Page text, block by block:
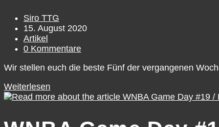
16
Beitrags-
Autor:
Siro TTG
Beitrag
veröffentlicht:
15. August 2020
Beitrags-
Kategorie:
Artikel
Beitrags-
0 Kommentare
Wir stellen euch die beste Fünf der vergangenen
Weiterlesen
of